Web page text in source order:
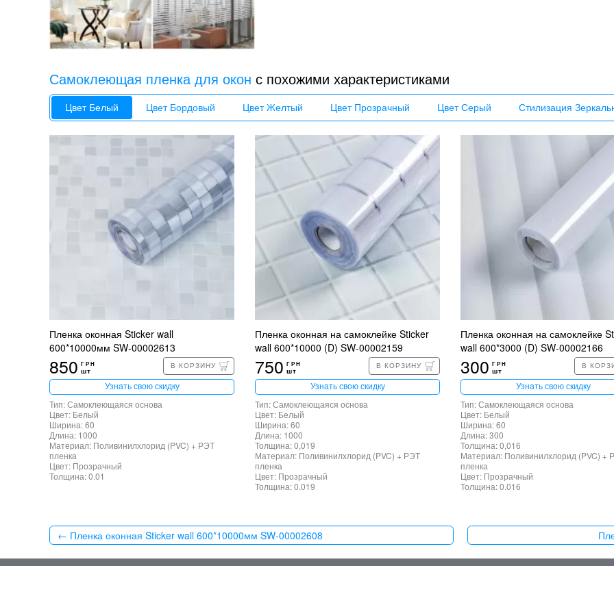
Самоклеющая пленка для окон с похожими характеристиками
Цвет Белый Цвет Бордовый Цвет Желтый Цвет Прозрачный Цвет Серый Стилизация
Пленка оконная Sticker wall
600*10000мм SW-00002613
850 ГРН
шт
В КОРЗИНУ
Узнать свою скидку
Тип: Самоклеющаяся основа
Цвет: Белый
Ширина: 60
Длина: 1000
Материал: Поливинилхлорид (PVC) + РЭТ
пленка
Цвет: Прозрачный
Толщина: 0.01
Пленка оконная на самоклейке Sticker
wall 600*10000 (D) SW-00002159
750 ГРН
шт
В КОРЗИНУ
Узнать свою скидку
Тип: Самоклеющаяся основа
Цвет: Белый
Ширина: 60
Длина: 1000
Толщина: 0,019
Материал: Поливинилхлорид (PVC) + РЭТ
пленка
Цвет: Прозрачный
Толщина: 0.019
Пленка оконная на самоклейке
wall 600*3000 (D) SW-00002166
300 ГРН
шт
В
Узнать свою скидку
Тип: Самоклеющаяся основа
Цвет: Белый
Ширина: 60
Длина: 300
Толщина: 0,016
Материал: Поливинилхлорид (PVC) +
пленка
Цвет: Прозрачный
Толщина: 0.016
← Пленка оконная Sticker wall 600*10000мм SW-00002608